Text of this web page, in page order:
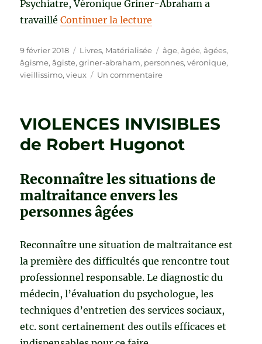
Psychiatre, Véronique Griner-Abraham a
travailléContinuer la lecture
Publié
le
9 février 2018 Catégories
Livres, Matérialisée Étiquettes
âge,âgée,âgées,
âgisme,âgiste,griner-abraham, personnes,véronique,
vieillissimo,vieux Un commentairesur
Griner-
VIOLENCES INVISIBLES
de Robert Hugonot
Reconnaître les situations de
maltraitance envers les
personnes âgées
Reconnaître une situation de maltraitance est
la première des difficultés que rencontre tout
professionnel responsable. Le diagnostic du
médecin, l’évaluation du psychologue, les
techniques d’entretien des services sociaux,
etc. sont certainement des outils efficaces et